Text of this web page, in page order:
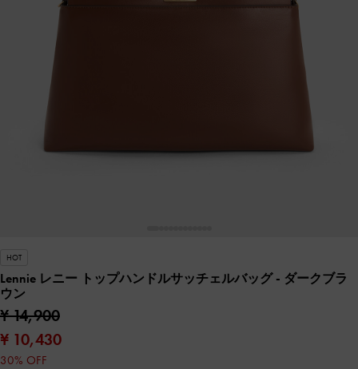
HOT
Lennie レニー トップハンドルサッチェルバッグ- ダークブラ
ウン
¥ 14,900
¥ 10,430
30% OFF